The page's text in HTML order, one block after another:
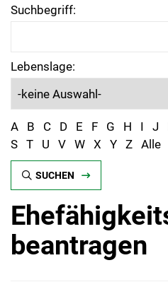
Suchbegriff:
Lebenslage:
A B C D E F G H I J
S T U V W X Y Z Alle
SUCHEN
beantragen